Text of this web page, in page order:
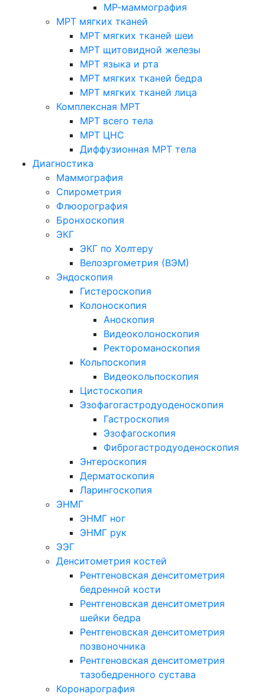
МР-маммография
МРТ мягких тканей
МРТ мягких тканей шеи
МРТ щитовидной железы
МРТ языка и рта
МРТ мягких тканей бедра
МРТ мягких тканей лица
Комплексная МРТ
МРТ всего тела
МРТ ЦНС
Диффузионная МРТ тела
Диагностика
Маммография
Спирометрия
Флюорография
Бронхоскопия
ЭКГ
ЭКГ по Холтеру
Велоэргометрия (ВЭМ)
Эндоскопия
Гистероскопия
Колоноскопия
Аноскопия
Видеоколоноскопия
Ректороманоскопия
Кольпоскопия
Видеокольпоскопия
Цистоскопия
Эзофагогастродуоденоскопия
Гастроскопия
Эзофагоскопия
Фиброгастродуоденоскопия
Энтероскопия
Дерматоскопия
Ларингоскопия
ЭНМГ
ЭНМГ ног
ЭНМГ рук
ЭЭГ
Денситометрия костей
Рентгеновская денситометрия
бедренной кости
Рентгеновская денситометрия
шейки бедра
Рентгеновская денситометрия
позвоночника
Рентгеновская денситометрия
тазобедренного сустава
Коронарография